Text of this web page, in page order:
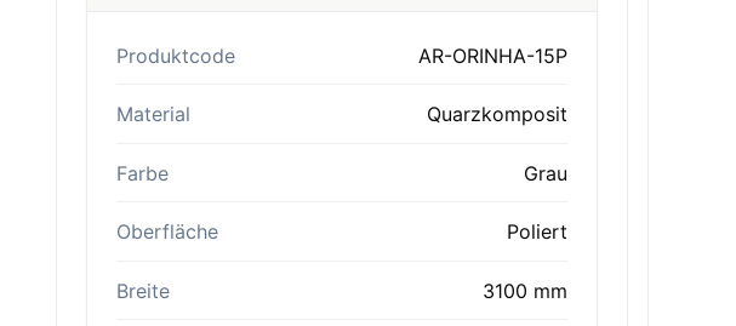
Produktcode AR-ORINHA-15P
Material Quarzkomposit
Farbe Grau
Oberfläche Poliert
Breite 3100 mm